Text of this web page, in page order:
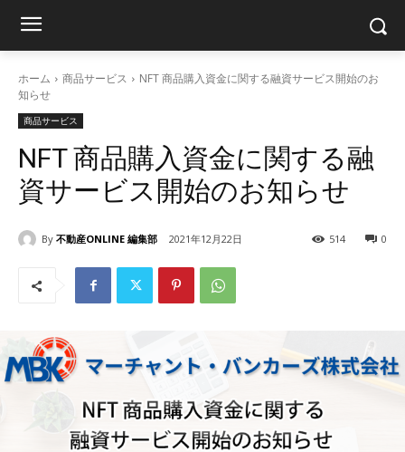
ホーム 商品サービス
NFT 商品購入資金に関する融資サービス開始のお
知らせ
商品サービス
NFT 商品購入資金に関する融
資サービス開始のお知らせ
By 不動産ONLINE 編集部 2021年12月22日 0
514